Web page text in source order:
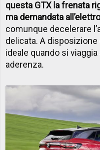
questa GTX la frenata
ma demandata
comunque decelerare
delicata. A disposizione
ideale quando si
aderenza.